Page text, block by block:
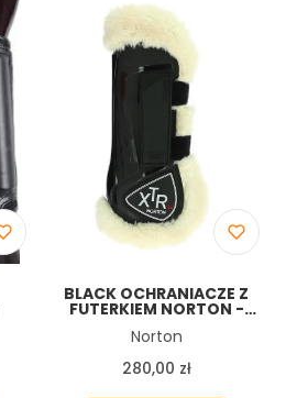
BLACK OCHRANIACZE Z
FUTERKIEM NORTON -
SHEEPSKIN TENDON
Producent
Norton
Cena
280,00 zł